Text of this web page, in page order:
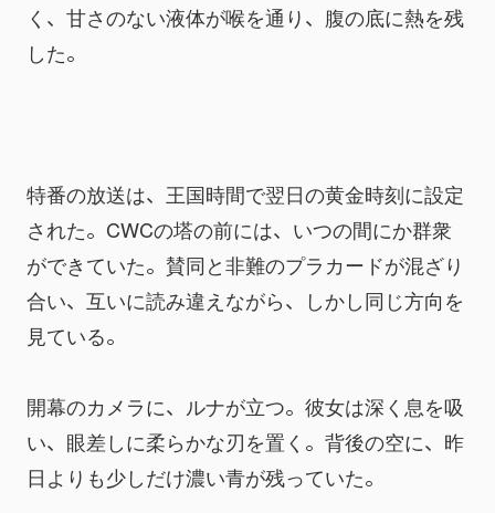
く、甘さのない液体が喉を通り、腹の底に熱を残
した。
特番の放送は、王国時間で翌日の黄金時刻に設定
された。CWCの塔の前には、いつの間にか群衆
ができていた。賛同と非難のプラカードが混ざり
合い、互いに読み違えながら、しかし同じ方向を
見ている。
開幕のカメラに、ルナが立つ。彼女は深く息を吸
い、眼差しに柔らかな刃を置く。背後の空に、昨
日よりも少しだけ濃い青が残っていた。